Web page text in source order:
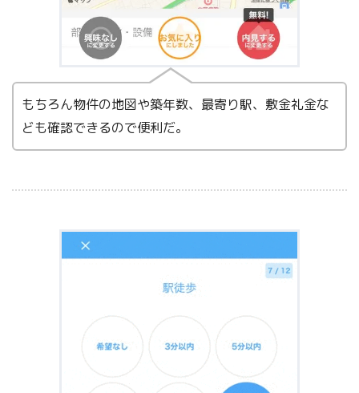
もちろん物件の地図や築年数、最寄り駅、敷金礼金な
ども確認できるので便利だ。